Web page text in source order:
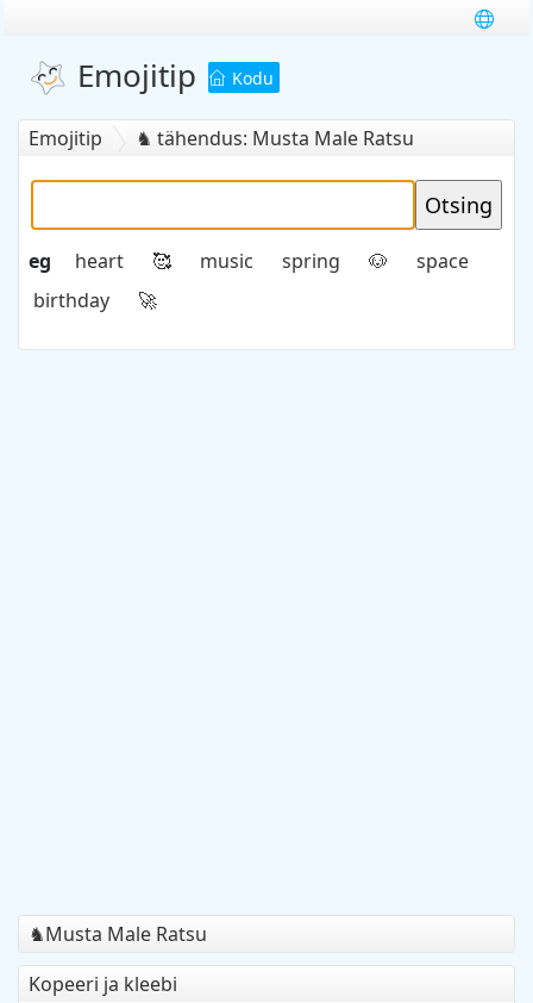
Emojitip Kodu
Emojitip ♞ tähendus: Musta Male Ratsu
eg heart 🥰 music spring 🐶
space
birthday
🚀
♞Musta Male Ratsu
Kopeeri ja kleebi